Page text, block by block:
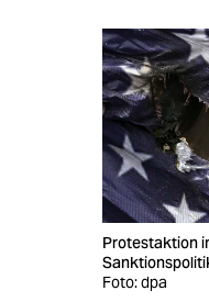
wahrheit
veranstaltungen
Protestaktion
Foto: dpa